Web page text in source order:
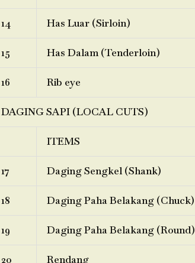
14 Has Luar (Sirloin)
15 Has Dalam (Tenderloin)
16 Rib eye
DAGING SAPI (LOCAL CUTS)
ITEMS
17 Daging Sengkel (Shank)
18 Daging Paha Belakang (Chuck)
19 Daging Paha Belakang (Round)
20 Rendang